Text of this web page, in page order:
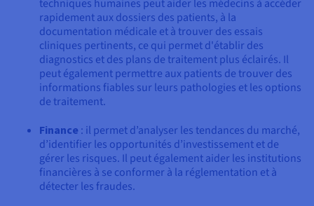
techniques humaines peut aider les médecins à accéder
rapidement aux dossiers des patients, à la
documentation médicale et à trouver des essais
cliniques pertinents, ce qui permet d'établir des
diagnostics et des plans de traitement plus éclairés. Il
peut également permettre aux patients de trouver des
informations fiables sur leurs pathologies et les options
de traitement.
Finance : il permet d’analyser les tendances du marché,
d’identifier les opportunités d’investissement et de
gérer les risques. Il peut également aider les institutions
financières à se conformer à la réglementation et à
détecter les fraudes.